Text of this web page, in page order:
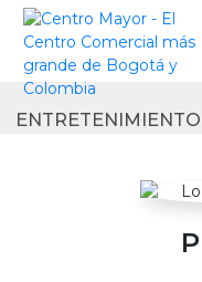
Skip
ENTRETENIMIENTO